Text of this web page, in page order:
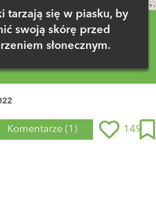
tarzają się w piasku, by
swoją skórę przed
słonecznym.
Komentarze (1) 149